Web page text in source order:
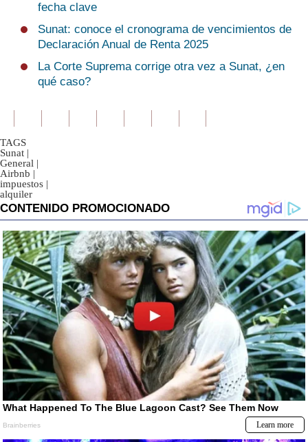
fecha clave
Sunat: conoce el cronograma de vencimientos de
Declaración Anual de Renta 2025
La Corte Suprema corrige otra vez a Sunat, ¿en
qué caso?
TAGS
Sunat |
General |
Airbnb |
impuestos |
alquiler